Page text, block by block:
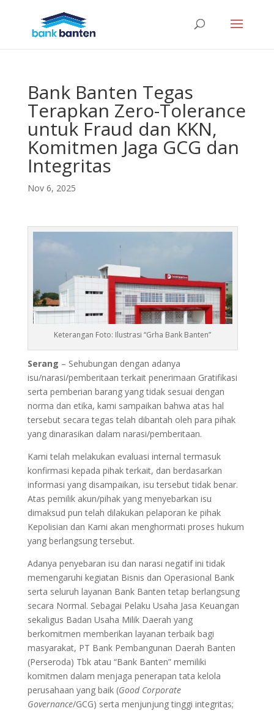
Bank Banten Tegas
Terapkan Zero-Tolerance
untuk Fraud dan KKN,
Komitmen Jaga GCG dan
Integritas
Nov 6, 2025
Keterangan Foto: Ilustrasi “Grha Bank Banten”
Serang – Sehubungan dengan adanya
isu/narasi/pemberitaan terkait penerimaan Gratifikasi
serta pemberian barang yang tidak sesuai dengan
norma dan etika, kami sampaikan bahwa atas hal
tersebut secara tegas telah dibantah oleh para pihak
yang dinarasikan dalam narasi/pemberitaan.
Kami telah melakukan evaluasi internal termasuk
konfirmasi kepada pihak terkait, dan berdasarkan
informasi yang disampaikan, isu tersebut tidak benar.
Atas pemilik akun/pihak yang menyebarkan isu
dimaksud pun telah dilakukan pelaporan ke pihak
Kepolisian dan Kami akan menghormati proses hukum
yang berlangsung tersebut.
Adanya penyebaran isu dan narasi negatif ini tidak
memengaruhi kegiatan Bisnis dan Operasional Bank
serta seluruh layanan Bank Banten tetap berlangsung
secara Normal. Sebagai Pelaku Usaha Jasa Keuangan
sekaligus Badan Usaha Milik Daerah yang
berkomitmen memberikan layanan terbaik bagi
masyarakat, PT Bank Pembangunan Daerah Banten
(Perseroda) Tbk atau “Bank Banten” memiliki
komitmen dalam menjaga penerapan tata kelola
perusahaan yang baik (Good Corporate
Governance/GCG) serta menjunjung tinggi integritas;